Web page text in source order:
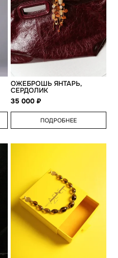
ОЖЕБРОШЬ ЯНТАРЬ,
СЕРДОЛИК
35 000
ПОДРОБНЕЕ